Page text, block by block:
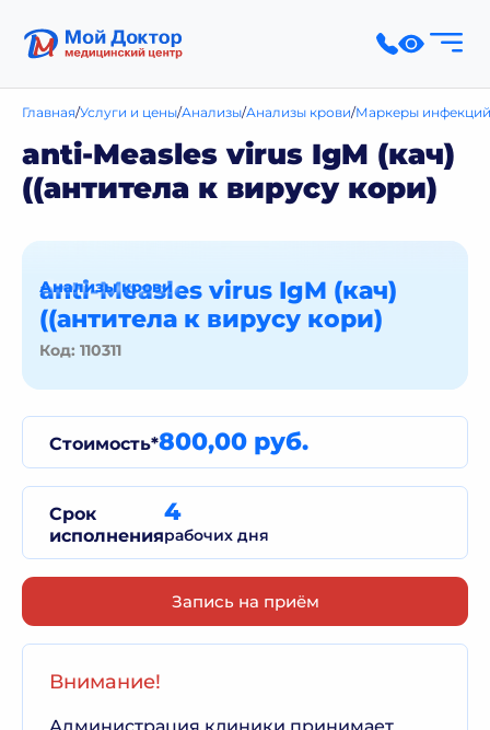
Главная Услуги и цены Анализы Анализы крови Маркеры
anti-Measles virus IgM (кач)
((антитела к вирусу кори)
anti-Measles virus IgM (кач)
((антитела к вирусу кори)
Код: 110311
Анализы крови
Стоимость*800,00 руб.
Срок
исполнения
4
рабочих дня
Запись на приём
Внимание!